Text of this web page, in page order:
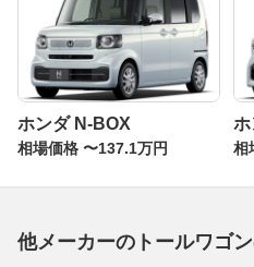
ホンダ N-BOX
相場価格 〜137.1万円
ホ
相
他メーカーのトールワゴ